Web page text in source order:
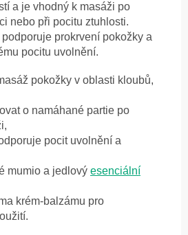
a je vhodný k masáži po
nebo při pocitu ztuhlosti.
prokrvení pokožky a
pocitu uvolnění.
pokožky v oblasti kloubů,
o namáhané partie po
pocit uvolnění a
mumio a jedlový esenciální
krém-balzámu pro